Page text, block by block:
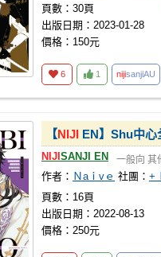
頁數：30頁
出版日期：2023-01-28
價格：150元
6 1 nijisanjiAU
【NIJI EN】Shu中心
NIJI SANJI EN 一般向 其
作者： Ｎaｉvｅ 社團： +
頁數：16頁
出版日期：2022-08-13
價格：250元